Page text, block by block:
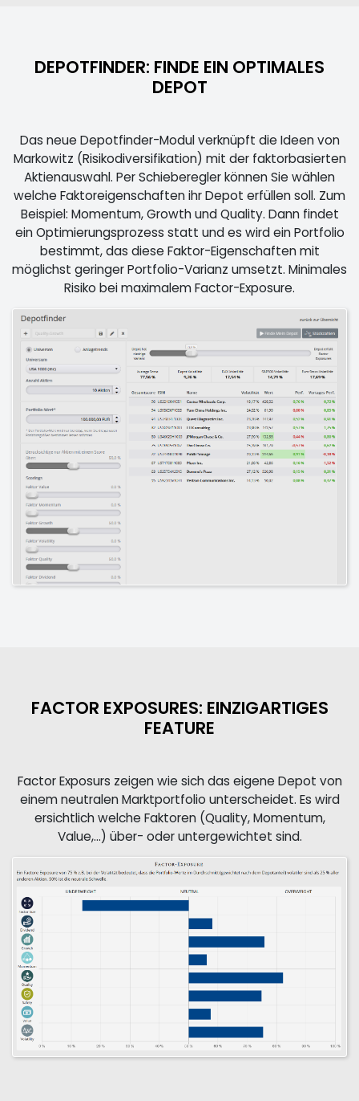
DEPOTFINDER: FINDE EIN OPTIMALES
DEPOT
Das neue Depotfinder-Modul verknüpft die Ideen von
Markowitz (Risikodiversifikation) mit der faktorbasierten
Aktienauswahl. Per Schieberegler können Sie wählen
welche Faktoreigenschaften ihr Depot erfüllen soll. Zum
Beispiel: Momentum, Growth und Quality. Dann findet
ein Optimierungsprozess statt und es wird ein Portfolio
bestimmt, das diese Faktor-Eigenschaften mit
möglichst geringer Portfolio-Varianz umsetzt. Minimales
Risiko bei maximalem Factor-Exposure.
FACTOR EXPOSURES: EINZIGARTIGES
FEATURE
Factor Exposurs zeigen wie sich das eigene Depot von
einem neutralen Marktportfolio unterscheidet. Es wird
ersichtlich welche Faktoren (Quality, Momentum,
Value,...) über- oder untergewichtet sind.